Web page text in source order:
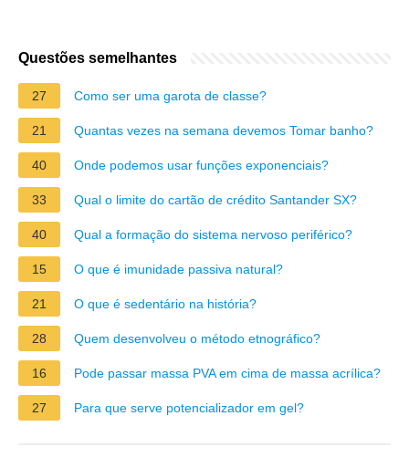
Questões semelhantes
27 Como ser uma garota de classe?
21 Quantas vezes na semana devemos Tomar banho?
40 Onde podemos usar funções exponenciais?
33 Qual o limite do cartão de crédito Santander SX?
40 Qual a formação do sistema nervoso periférico?
15 O que é imunidade passiva natural?
21 O que é sedentário na história?
28 Quem desenvolveu o método etnográfico?
16 Pode passar massa PVA em cima de massa acrílica?
27 Para que serve potencializador em gel?